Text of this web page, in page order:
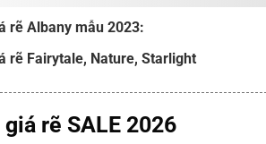
rẽ Albany mẫu 2023:
rẽ Fairytale, Nature, Starlight
rẽ SALE 2026